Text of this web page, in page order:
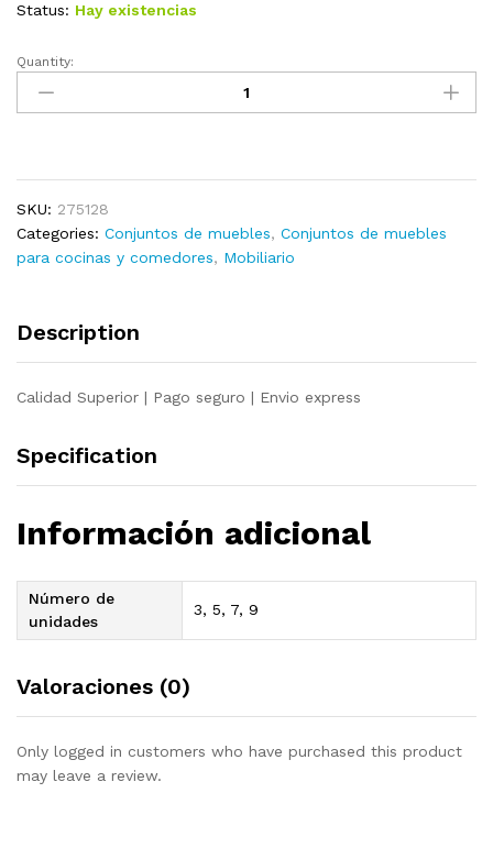
Status: Hay existencias
Set
muebles
piezas
acacia
y
quantity
Quantity:
SKU: 275128
Categories: Conjuntos de muebles, Conjuntos de muebles
para cocinas y comedores, Mobiliario
Description
Calidad Superior | Pago seguro | Envio express
Specification
Información adicional
Número de
unidades
3, 5, 7, 9
Valoraciones (0)
Only logged in customers who have purchased this product
may leave a review.